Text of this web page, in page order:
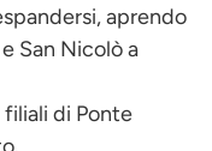
aprendo
San Nicolò a
di Ponte